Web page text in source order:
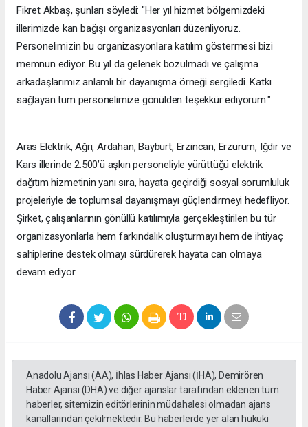
Fikret Akbaş, şunları söyledi: "Her yıl hizmet bölgemizdeki
illerimizde kan bağışı organizasyonları düzenliyoruz.
Personelimizin bu organizasyonlara katılım göstermesi bizi
memnun ediyor. Bu yıl da gelenek bozulmadı ve çalışma
arkadaşlarımız anlamlı bir dayanışma örneği sergiledi. Katkı
sağlayan tüm personelimize gönülden teşekkür ediyorum."
Aras Elektrik, Ağrı, Ardahan, Bayburt, Erzincan, Erzurum, Iğdır ve
Kars illerinde 2.500’ü aşkın personeliyle yürüttüğü elektrik
dağıtım hizmetinin yanı sıra, hayata geçirdiği sosyal sorumluluk
projeleriyle de toplumsal dayanışmayı güçlendirmeyi hedefliyor.
Şirket, çalışanlarının gönüllü katılımıyla gerçekleştirilen bu tür
organizasyonlarla hem farkındalık oluşturmayı hem de ihtiyaç
sahiplerine destek olmayı sürdürerek hayata can olmaya
devam ediyor.
Anadolu Ajansı (AA), İhlas Haber Ajansı (İHA), Demirören
Haber Ajansı (DHA) ve diğer ajanslar tarafından eklenen tüm
haberler, sitemizin editörlerinin müdahalesi olmadan ajans
kanallarından çekilmektedir. Bu haberlerde yer alan hukuki